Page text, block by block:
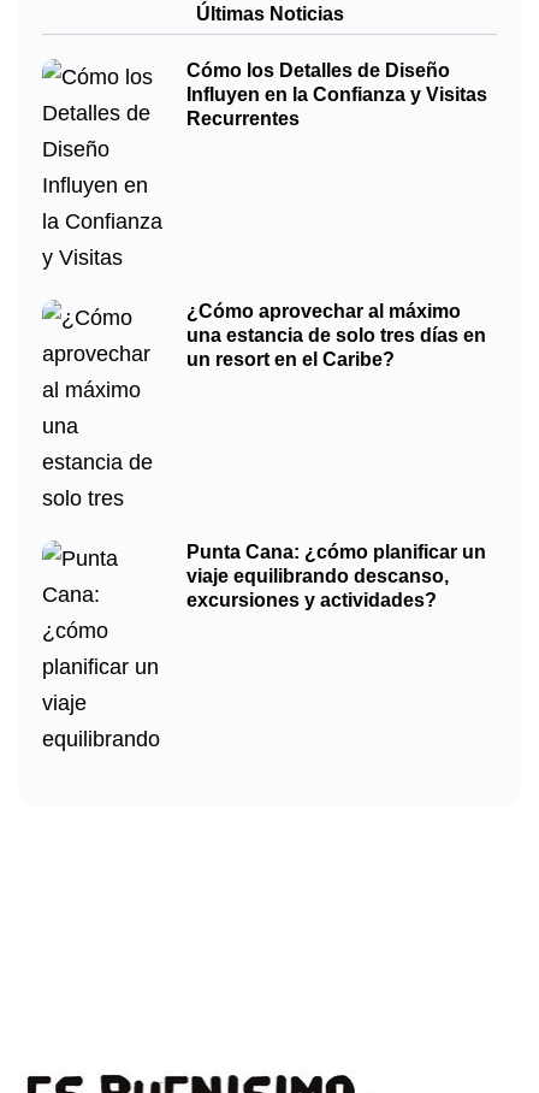
Últimas Noticias
Cómo los Detalles de Diseño
Influyen en la Confianza y Visitas
Recurrentes
¿Cómo aprovechar al máximo
una estancia de solo tres días en
un resort en el Caribe?
Punta Cana: ¿cómo planificar un
viaje equilibrando descanso,
excursiones y actividades?